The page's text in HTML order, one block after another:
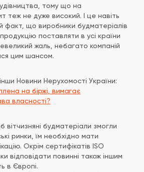
тому що на
теж не дуже високий. І це навіть
факт, що виробники будматеріалів
поставляти в усі країни
жаль, небагато компаній
цим шансом.
Новини Нерухомості України:
на біржі, вимагає
власності?
вітчизняні будматеріали змогли
ринки, їм необхідно мати
Окрім сертифікатів ISO
відповідати повинні також іншим
в Європі.